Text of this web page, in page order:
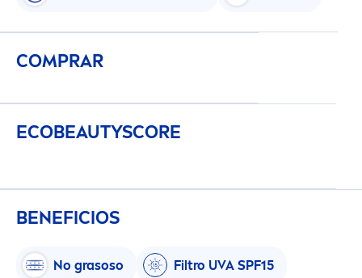
COMPRAR
ECOBEAUTYSCORE
BENEFICIOS
No grasoso Filtro UVA SPF15